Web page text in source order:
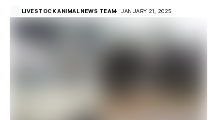
LIVESTOCK ANIMAL NEWS TEAM JANUARY 21, 2025